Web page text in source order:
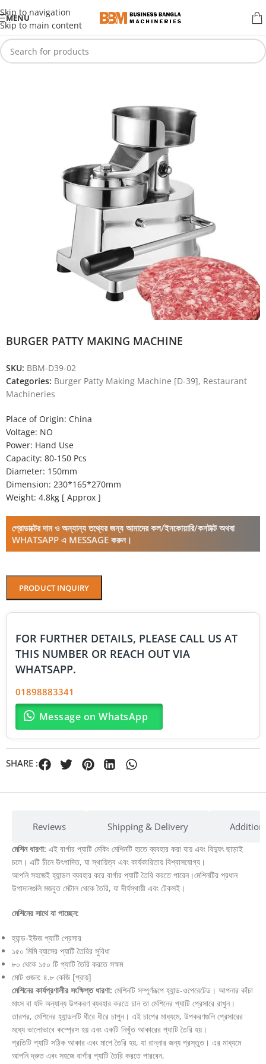
Skip to navigation
Skip to main content
MENU
BURGER PATTY MAKING MACHINE
SKU: BBM-D39-02
Categories: Burger Patty Making Machine [D-39], Restaurant
Machineries
Place of Origin: China
Voltage: NO
Power: Hand Use
Capacity: 80-150 Pcs
Diameter: 150mm
Dimension: 230*165*270mm
Weight: 4.8kg [ Approx ]
প্রোডাক্টের দাম ও অন্যান্য তথ্যের জন্য আমাদের কল/ইনকোয়ারি/কনটাক্ট অথবা
WHATSAPP এ MESSAGE করুন।
PRODUCT INQUIRY
FOR FURTHER DETAILS, PLEASE CALL US AT
THIS NUMBER OR REACH OUT VIA
WHATSAPP.
01898883341
Message on WhatsApp
SHARE :
Reviews Shipping & Delivery
মেশিন ধারণা: এই বার্গার প্যাটি মেকিং মেশিনটি হাতে ব্যবহার করা যায় এবং বিদ্যুৎ ছাড়াই
চলে। এটি চীনে উৎপাদিত, যা স্থায়িত্ব এবং কার্যকারিতায় বিশ্বাসযোগ্য।
আপনি সহজেই হ্যান্ডল ব্যবহার করে বার্গার প্যাটি তৈরি করতে পারেন।মেশিনটির প্রধান
উপাদানগুলি মজবুত মেটাল থেকে তৈরি, যা দীর্ঘস্থায়ী এবং টেকসই।
মেশিনের সাথে যা পাচ্ছেন:
হ্যান্ড-ইউজ প্যাটি প্রেসার
১৫০ মিমি ব্যাসের প্যাটি তৈরির সুবিধা
৮০ থেকে ১৫০ টি প্যাটি তৈরি করতে সক্ষম
মোট ওজন: ৪.৮ কেজি [প্রায়]
মেশিনের কার্যপ্রণালীর সংক্ষিপ্ত ধারণা: মেশিনটি সম্পূর্ণরূপে হ্যান্ড-ওপেরেটেড। আপনার কাঁচা
মাংস বা যদি অন্যান্য উপকরণ ব্যবহার করতে চান তা মেশিনের প্যাটি প্রেসারে রাখুন।
তারপর, মেশিনের হ্যান্ডলটি ধীরে ধীরে চাপুন। এই চাপের মাধ্যমে, উপকরণগুলি প্রেসারের
মধ্যে ভালোভাবে কম্প্রেস হয় এবং একটি নিখুঁত আকারের প্যাটি তৈরি হয়।
প্রতিটি প্যাটি সঠিক আকার এবং মাপে তৈরি হয়, যা রান্নার জন্য প্রস্তুত। এর মাধ্যমে
আপনি দ্রুত এবং সহজে বার্গার প্যাটি তৈরি করতে পারবেন,